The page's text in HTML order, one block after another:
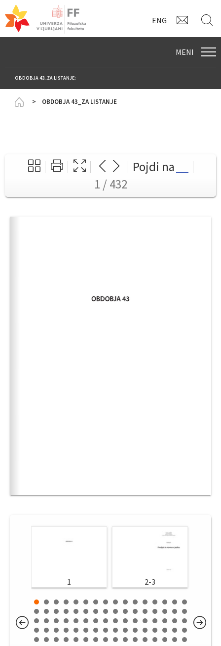
ENG
MENI
OBDOBJA 43_ZA LISTANJE:
HomepageOBDOBJA 43_ZA LISTANJE
Pojdi na
1 / 432
1 2-3